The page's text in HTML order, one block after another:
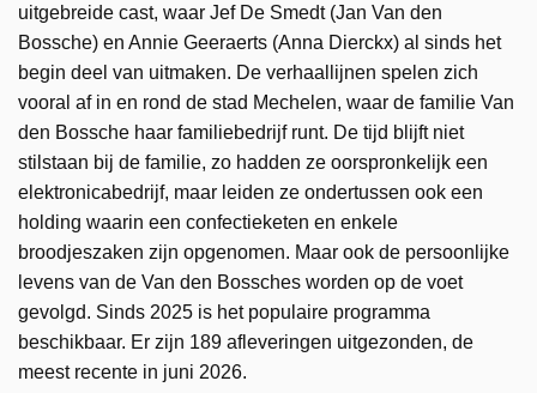
uitgebreide cast, waar Jef De Smedt (Jan Van den
Bossche) en Annie Geeraerts (Anna Dierckx) al sinds het
begin deel van uitmaken. De verhaallijnen spelen zich
vooral af in en rond de stad Mechelen, waar de familie Van
den Bossche haar familiebedrijf runt. De tijd blijft niet
stilstaan bij de familie, zo hadden ze oorspronkelijk een
elektronicabedrijf, maar leiden ze ondertussen ook een
holding waarin een confectieketen en enkele
broodjeszaken zijn opgenomen. Maar ook de persoonlijke
levens van de Van den Bossches worden op de voet
gevolgd. Sinds 2025 is het populaire programma
beschikbaar. Er zijn 189 afleveringen uitgezonden, de
meest recente in juni 2026.